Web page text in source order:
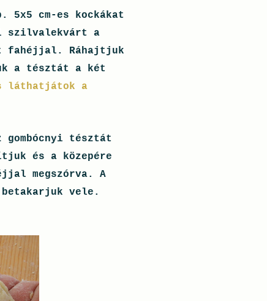
5x5 cm-es kockákat
szilvalekvárt a
fahéjjal. Ráhajtjuk
a tésztát a két
láthatjátok a
tésztát
és a közepére
megszórva. A
vele.